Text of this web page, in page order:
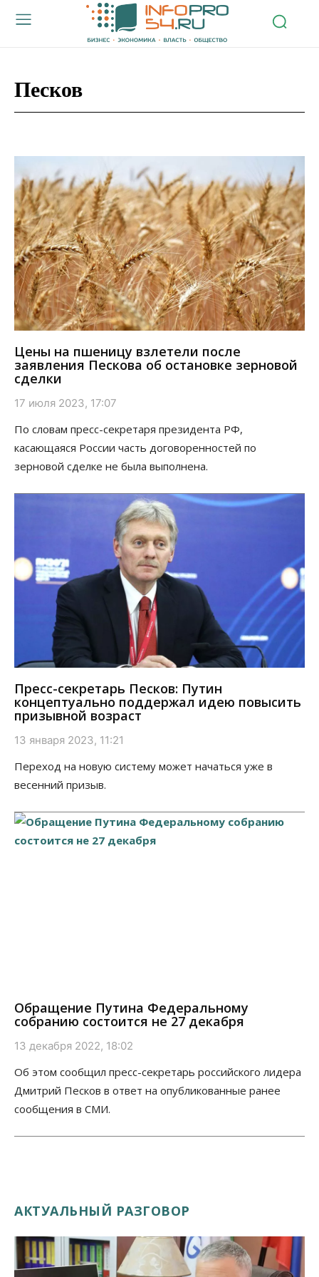
Песков
Цены на пшеницу взлетели после
заявления Пескова об остановке зерновой
сделки
17 июля 2023, 17:07
По словам пресс-секретаря президента РФ,
касающаяся России часть договоренностей по
зерновой сделке не была выполнена.
Пресс-секретарь Песков: Путин
концептуально поддержал идею повысить
призывной возраст
13 января 2023, 11:21
Переход на новую систему может начаться уже в
весенний призыв.
Обращение Путина Федеральному
собранию состоится не 27 декабря
13 декабря 2022, 18:02
Об этом сообщил пресс-секретарь российского лидера
Дмитрий Песков в ответ на опубликованные ранее
сообщения в СМИ.
АКТУАЛЬНЫЙ РАЗГОВОР